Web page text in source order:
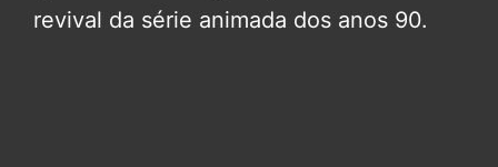
revival da série animada dos anos 90.